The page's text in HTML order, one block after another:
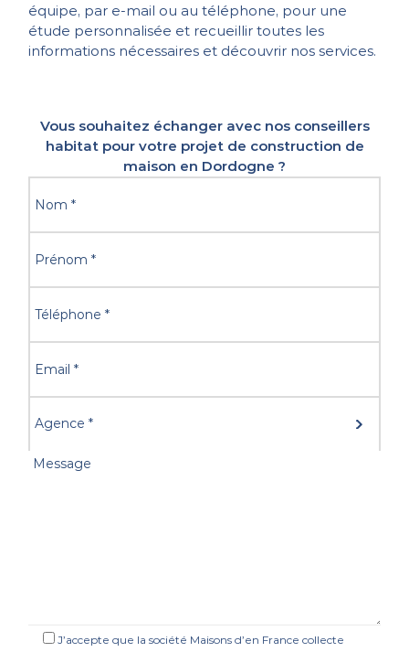
équipe, par e-mail ou au téléphone, pour une
étude personnalisée et recueillir toutes les
informations nécessaires et découvrir nos services.
Vous souhaitez échanger avec nos conseillers
habitat pour votre projet de construction de
maison en Dordogne ?
J’accepte que la société Maisons d’en France collecte